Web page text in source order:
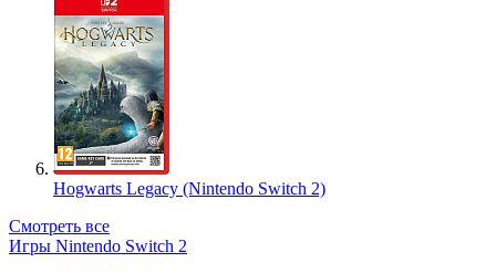
Hogwarts Legacy (Nintendo Switch 2)
Смотреть все
Игры Nintendo Switch 2